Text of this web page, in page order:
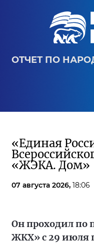
ОТЧЕТ ПО
«Единая
«ЖЭКА. Дом»
07 августа 2026, 18:06
Он проходил по
ЖКХ» с 29 июля